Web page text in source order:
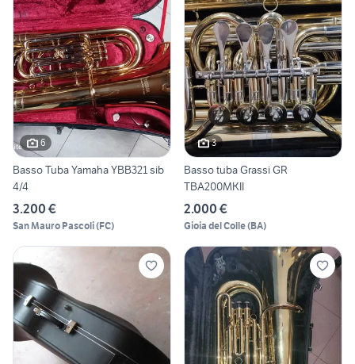
6
Basso Tuba Yamaha YBB321 sib
4/4
3.200 €
San Mauro Pascoli(FC)
3
Basso tuba Grassi GR
TBA200MKII
2.000 €
Gioia del Colle(BA)